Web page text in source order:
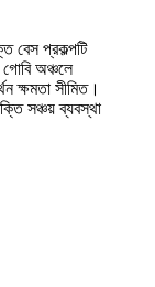
বেস প্রকল্পটি
অঞ্চলে
ক্ষমতা সীমিত।
সঞ্চয় ব্যবস্থা